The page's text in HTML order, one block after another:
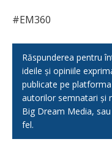
#EM360
Răspunderea pentru
ideile și opiniile
publicate pe platforma
autorilor semnatari și
Big Dream Media,
fel.